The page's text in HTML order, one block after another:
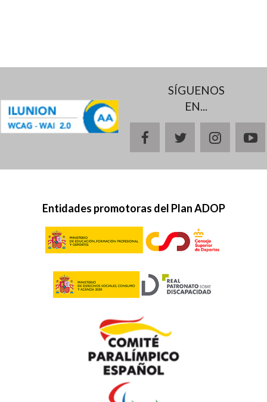
SÍGUENOS
EN...
facebooktwitter
Entidades promotoras del Plan ADOP